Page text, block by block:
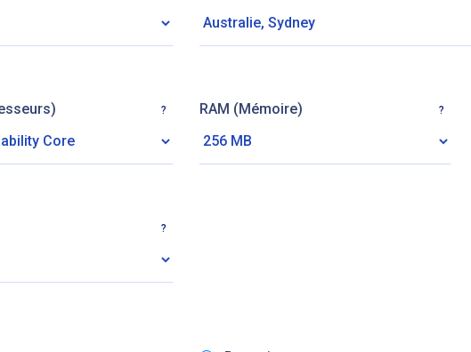
?
?
RAM (Mémoire) ?